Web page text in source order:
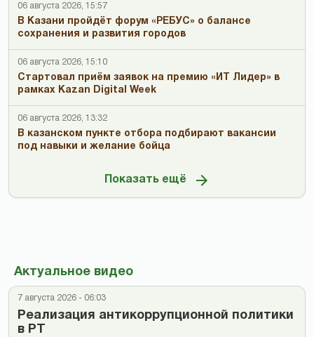
06 августа 2026, 15:57
В Казани пройдёт форум «РЕБУС» о балансе
сохранения и развития городов
06 августа 2026, 15:10
Стартовал приём заявок на премию «ИТ Лидер» в
рамках Kazan Digital Week
06 августа 2026, 13:32
В казанском пункте отбора подбирают вакансии
под навыки и желание бойца
Показать ещё
Актуальное видео
7 августа 2026 - 06:03
Реализация антикоррупционной политики
в РТ